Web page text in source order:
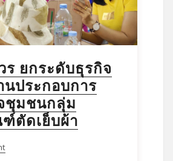
ร ยกระดับธุรกิจ
นประกอบการ
ชุมชนกลุ่ม
ตัดเย็บผ้า